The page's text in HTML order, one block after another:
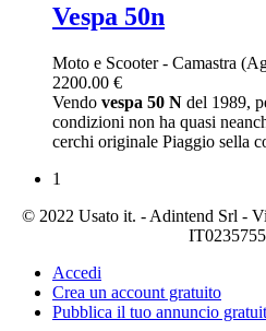
Vespa 50n
Moto e Scooter- Camastra
2200.00 €
Vendo vespa 50 N del 1989,
condizioni non ha quasi
cerchi originale Piaggio sella
1
© 2022 Usato it. - Adintend Srl -
Accedi
Crea un account gratuito
Pubblica il tuo annuncio